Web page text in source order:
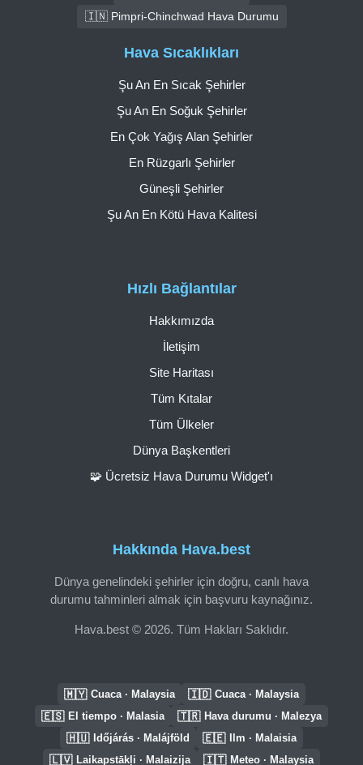
🇮🇳 Pimpri-Chinchwad Hava Durumu
Hakkında Hava.best
Dünya genelindeki şehirler için doğru, canlı hava
durumu tahminleri almak için başvuru kaynağınız.
Hava.best © 2026. Tüm Hakları Saklıdır.
Hızlı Bağlantılar
Hakkımızda
İletişim
Site Haritası
Tüm Kıtalar
Tüm Ülkeler
Dünya Başkentleri
🧩 Ücretsiz Hava Durumu Widget'ı
Hava Sıcaklıkları
Şu An En Sıcak Şehirler
Şu An En Soğuk Şehirler
En Çok Yağış Alan Şehirler
En Rüzgarlı Şehirler
Güneşli Şehirler
Şu An En Kötü Hava Kalitesi
🇲🇾 Cuaca · Malaysia 🇮🇩 Cuaca · Malaysia
🇪🇸 El tiempo · Malasia 🇹🇷 Hava durumu · Malezya
🇭🇺 Időjárás · Malájföld 🇪🇪 Ilm · Malaisia
🇱🇻 Laikapstākļi · Malaizija 🇮🇹 Meteo · Malaysia